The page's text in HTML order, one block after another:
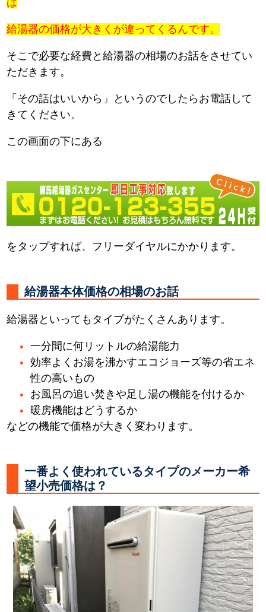
給湯器の価格が大きくが違ってくるんです。
そこで必要な経費と給湯器の相場のお話をさせてい
ただきます。
「その話はいいから」というのでしたらお電話して
きてください。
この画面の下にある
をタップすれば、フリーダイヤルにかかります。
給湯器本体価格の相場のお話
給湯器といってもタイプがたくさんあります。
一分間に何リットルの給湯能力
効率よくお湯を沸かすエコジョーズ等の省エネ
性の高いもの
お風呂の追い焚きや足し湯の機能を付けるか
暖房機能はどうするか
などの機能で価格が大きく変わります。
一番よく使われているタイプのメーカー希
望小売価格は？